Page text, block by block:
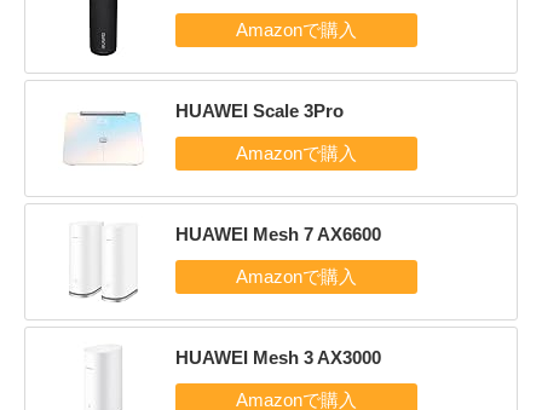
HUAWEI Scale 3Pro
HUAWEI Mesh 7 AX6600
HUAWEI Mesh 3 AX3000